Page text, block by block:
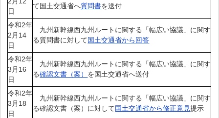
日
て国土交通省へ質問書を送付
令和2年
2月14
日
九州新幹線西九州ルートに関する「幅広い協議」に関す
る質問書に対して国土交通省から回答
令和2年
3月16
日
九州新幹線西九州ルートに関する「幅広い協議」に関す
る確認文書（案） を国土交通省へ送付
令和2年
3月18
日
九州新幹線西九州ルートに関する「幅広い協議」に関す
る確認文書（案）に対して国土交通省から修正意見提示